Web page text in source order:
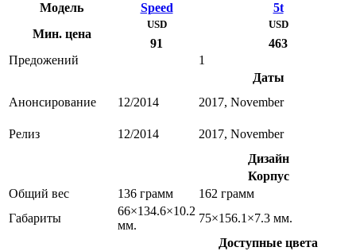
Модель
Speed
5t
Мин. цена
USD
91
USD
463
Предожений
1
Даты
Анонсирование
12/2014 2017, November
Релиз 12/2014
2017, November
Дизайн
Корпус
Общий вес
136 грамм
162 грамм
Габариты
66×134.6×10.2
мм.
75×156.1×7.3 мм.
Доступные цвета